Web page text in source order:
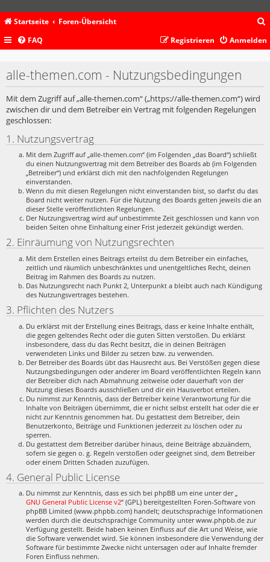
Startseite Foren-Übersicht
c
FAQ Anmelden
Registrieren
alle-themen.com - Nutzungsbedingungen
Mit dem Zugriff auf „alle-themen.com“ („https://alle-themen.com“) wird
zwischen dir und dem Betreiber ein Vertrag mit folgenden Regelungen
geschlossen:
1. Nutzungsvertrag
Mit dem Zugriff auf „alle-themen.com“ (im Folgenden „das Board“) schließt
du einen Nutzungsvertrag mit dem Betreiber des Boards ab (im Folgenden
„Betreiber“) und erklärst dich mit den nachfolgenden Regelungen
einverstanden.
Wenn du mit diesen Regelungen nicht einverstanden bist, so darfst du das
Board nicht weiter nutzen. Für die Nutzung des Boards gelten jeweils die an
dieser Stelle veröffentlichten Regelungen.
Der Nutzungsvertrag wird auf unbestimmte Zeit geschlossen und kann von
beiden Seiten ohne Einhaltung einer Frist jederzeit gekündigt werden.
2. Einräumung von Nutzungsrechten
Mit dem Erstellen eines Beitrags erteilst du dem Betreiber ein einfaches,
zeitlich und räumlich unbeschränktes und unentgeltliches Recht, deinen
Beitrag im Rahmen des Boards zu nutzen.
Das Nutzungsrecht nach Punkt 2, Unterpunkt a bleibt auch nach Kündigung
des Nutzungsvertrages bestehen.
3. Pflichten des Nutzers
Du erklärst mit der Erstellung eines Beitrags, dass er keine Inhalte enthält,
die gegen geltendes Recht oder die guten Sitten verstoßen. Du erklärst
insbesondere, dass du das Recht besitzt, die in deinen Beiträgen
verwendeten Links und Bilder zu setzen bzw. zu verwenden.
Der Betreiber des Boards übt das Hausrecht aus. Bei Verstößen gegen diese
Nutzungsbedingungen oder anderer im Board veröffentlichten Regeln kann
der Betreiber dich nach Abmahnung zeitweise oder dauerhaft von der
Nutzung dieses Boards ausschließen und dir ein Hausverbot erteilen.
Du nimmst zur Kenntnis, dass der Betreiber keine Verantwortung für die
Inhalte von Beiträgen übernimmt, die er nicht selbst erstellt hat oder die er
nicht zur Kenntnis genommen hat. Du gestattest dem Betreiber, dein
Benutzerkonto, Beiträge und Funktionen jederzeit zu löschen oder zu
sperren.
Du gestattest dem Betreiber darüber hinaus, deine Beiträge abzuändern,
sofern sie gegen o. g. Regeln verstoßen oder geeignet sind, dem Betreiber
oder einem Dritten Schaden zuzufügen.
4. General Public License
Du nimmst zur Kenntnis, dass es sich bei phpBB um eine unter der „
GNU General Public License v2“ (GPL) bereitgestellten Foren-Software von
phpBB Limited (www.phpbb.com) handelt; deutschsprachige Informationen
werden durch die deutschsprachige Community unter www.phpbb.de zur
Verfügung gestellt. Beide haben keinen Einfluss auf die Art und Weise, wie
die Software verwendet wird. Sie können insbesondere die Verwendung der
Software für bestimmte Zwecke nicht untersagen oder auf Inhalte fremder
Foren Einfluss nehmen.